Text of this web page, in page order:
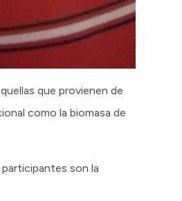
que provienen de
como la biomasa de
son la